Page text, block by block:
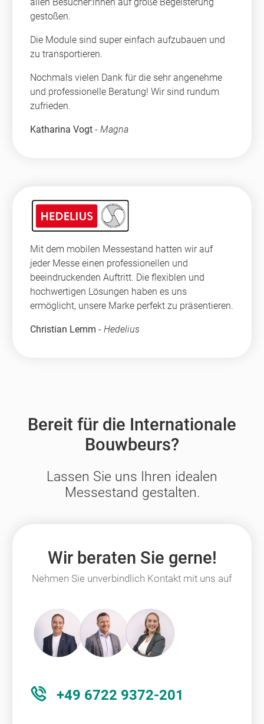
allen Besucher:innen auf große Begeisterung
gestoßen.
Die Module sind super einfach aufzubauen und
zu transportieren.
Nochmals vielen Dank für die sehr angenehme
und professionelle Beratung! Wir sind rundum
zufrieden.
Katharina Vogt - Magna
Mit dem mobilen Messestand hatten wir auf
jeder Messe einen professionellen und
beeindruckenden Auftritt. Die flexiblen und
hochwertigen Lösungen haben es uns
ermöglicht, unsere Marke perfekt zu präsentieren.
Christian Lemm - Hedelius
Bereit für die Internationale
Bouwbeurs?
Lassen Sie uns Ihren idealen
Messestand gestalten.
Wir beraten Sie gerne!
Nehmen Sie unverbindlich Kontakt mit uns auf
+49 6722 9372-201